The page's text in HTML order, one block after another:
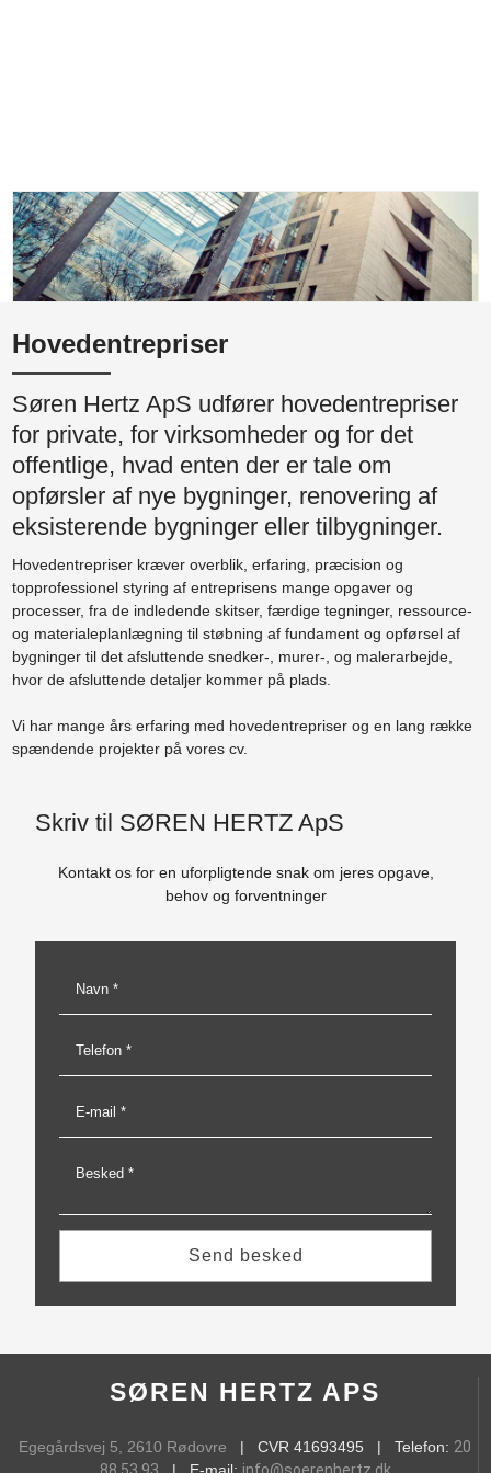
Hovedentrepriser
​Søren Hertz ApS udfører hovedentrepriser
for private, for virksomheder og for det
offentlige, hvad enten der er tale om
opførsler af nye bygninger, renovering af
eksisterende bygninger eller tilbygninger.
Hovedentrepriser kræver overblik, erfaring, præcision og
topprofessionel styring af entreprisens mange opgaver og
processer, fra de indledende skitser, færdige tegninger, ressource-
og materialeplanlægning til støbning af fundament og opførsel af
bygninger til det afsluttende snedker-, murer-, og malerarbejde,
hvor de afsluttende detaljer kommer på plads.
Vi har mange års erfaring med hovedentrepriser og en lang række
spændende projekter på vores cv.
Skriv til SØREN HERTZ ApS
Kontakt os for en uforpligtende snak om jeres opgave,
behov og forventninger
SØREN HERTZ APS
Egegårdsvej 5, 2610 Rødovre ​ | CVR 41693495 ​ | Telefon: 20